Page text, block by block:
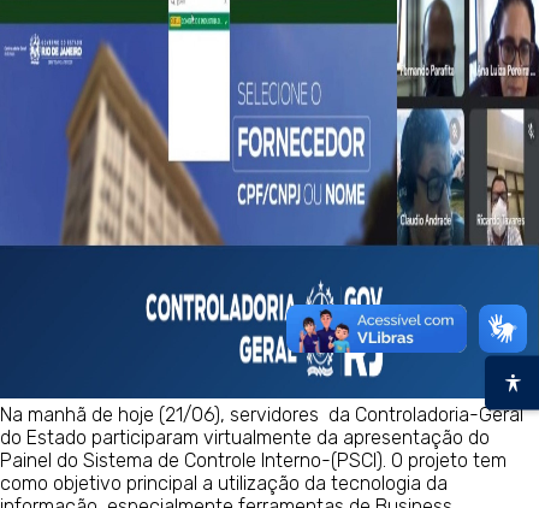
Na manhã de hoje (21/06), servidores da Controladoria-Geral
do Estado participaram virtualmente da apresentação do
Painel do Sistema de Controle Interno-(PSCI). O projeto tem
como objetivo principal a utilização da tecnologia da